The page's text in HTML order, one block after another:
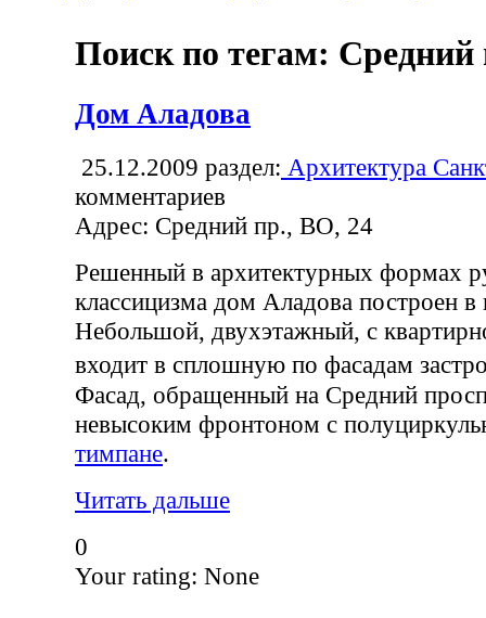
Поиск по тегам:
Дом Аладова
25.12.2009 раздел: Архитектура
комментариев
Адрес: Средний пр., ВО, 24
Решенный в архитектурных формах
классицизма дом Аладова построен в
Небольшой, двухэтажный, с
входит в сплошную по фасадам
Фасад, обращенный на Средний
невысоким фронтоном с
тимпане.
Читать дальше
0
Your rating: None